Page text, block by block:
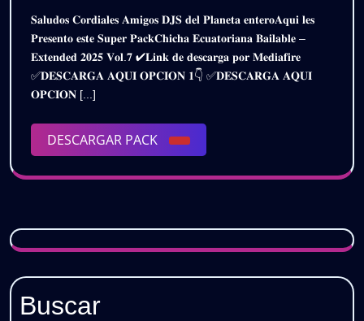
2025
–
de
2025
EXTENDED
2025
–
PACK
𝐒𝐚𝐥𝐮𝐝𝐨𝐬 𝐂𝐨𝐫𝐝𝐢𝐚𝐥𝐞𝐬 𝐀𝐦𝐢𝐠𝐨𝐬 𝐃𝐉𝐒 𝐝𝐞𝐥 𝐏𝐥𝐚𝐧𝐞𝐭𝐚 𝐞𝐧𝐭𝐞𝐫𝐨𝐀𝐪𝐮𝐢 𝐥𝐞𝐬
𝐏𝐫𝐞𝐬𝐞𝐧𝐭𝐨 𝐞𝐬𝐭𝐞 𝐒𝐮𝐩𝐞𝐫 𝐏𝐚𝐜𝐤𝐂𝐡𝐢𝐜𝐡𝐚 𝐄𝐜𝐮𝐚𝐭𝐨𝐫𝐢𝐚𝐧𝐚 𝐁𝐚𝐢𝐥𝐚𝐛𝐥𝐞 –
𝐄𝐱𝐭𝐞𝐧𝐝𝐞𝐝 𝟐𝟎𝟐𝟓 𝐕𝐨𝐥.𝟕 ✔𝐋𝐢𝐧𝐤 𝐝𝐞 𝐝𝐞𝐬𝐜𝐚𝐫𝐠𝐚 𝐩𝐨𝐫 𝐌𝐞𝐝𝐢𝐚𝐟𝐢𝐫𝐞
✅𝐃𝐄𝐒𝐂𝐀𝐑𝐆𝐀 𝐀𝐐𝐔𝐈 𝐎𝐏𝐂𝐈𝐎𝐍 𝟏👇 ✅𝐃𝐄𝐒𝐂𝐀𝐑𝐆𝐀 𝐀𝐐𝐔𝐈
𝐎𝐏𝐂𝐈𝐎𝐍 [...]
DESCARGAR PACK
DESCARGAR
PACK
Buscar